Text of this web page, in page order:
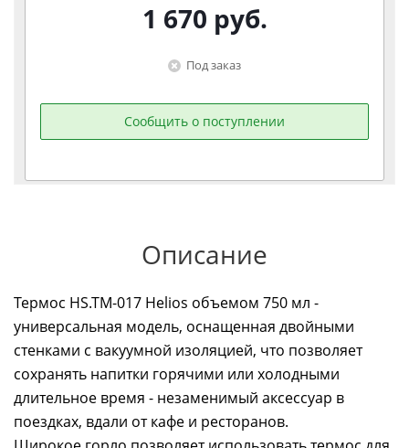
1 670 руб.
Под заказ
Сообщить о поступлении
Описание
Термос HS.TМ-017 Helios объемом 750 мл -
универсальная модель, оснащенная двойными
стенками с вакуумной изоляцией, что позволяет
сохранять напитки горячими или холодными
длительное время - незаменимый аксессуар в
поездках, вдали от кафе и ресторанов.